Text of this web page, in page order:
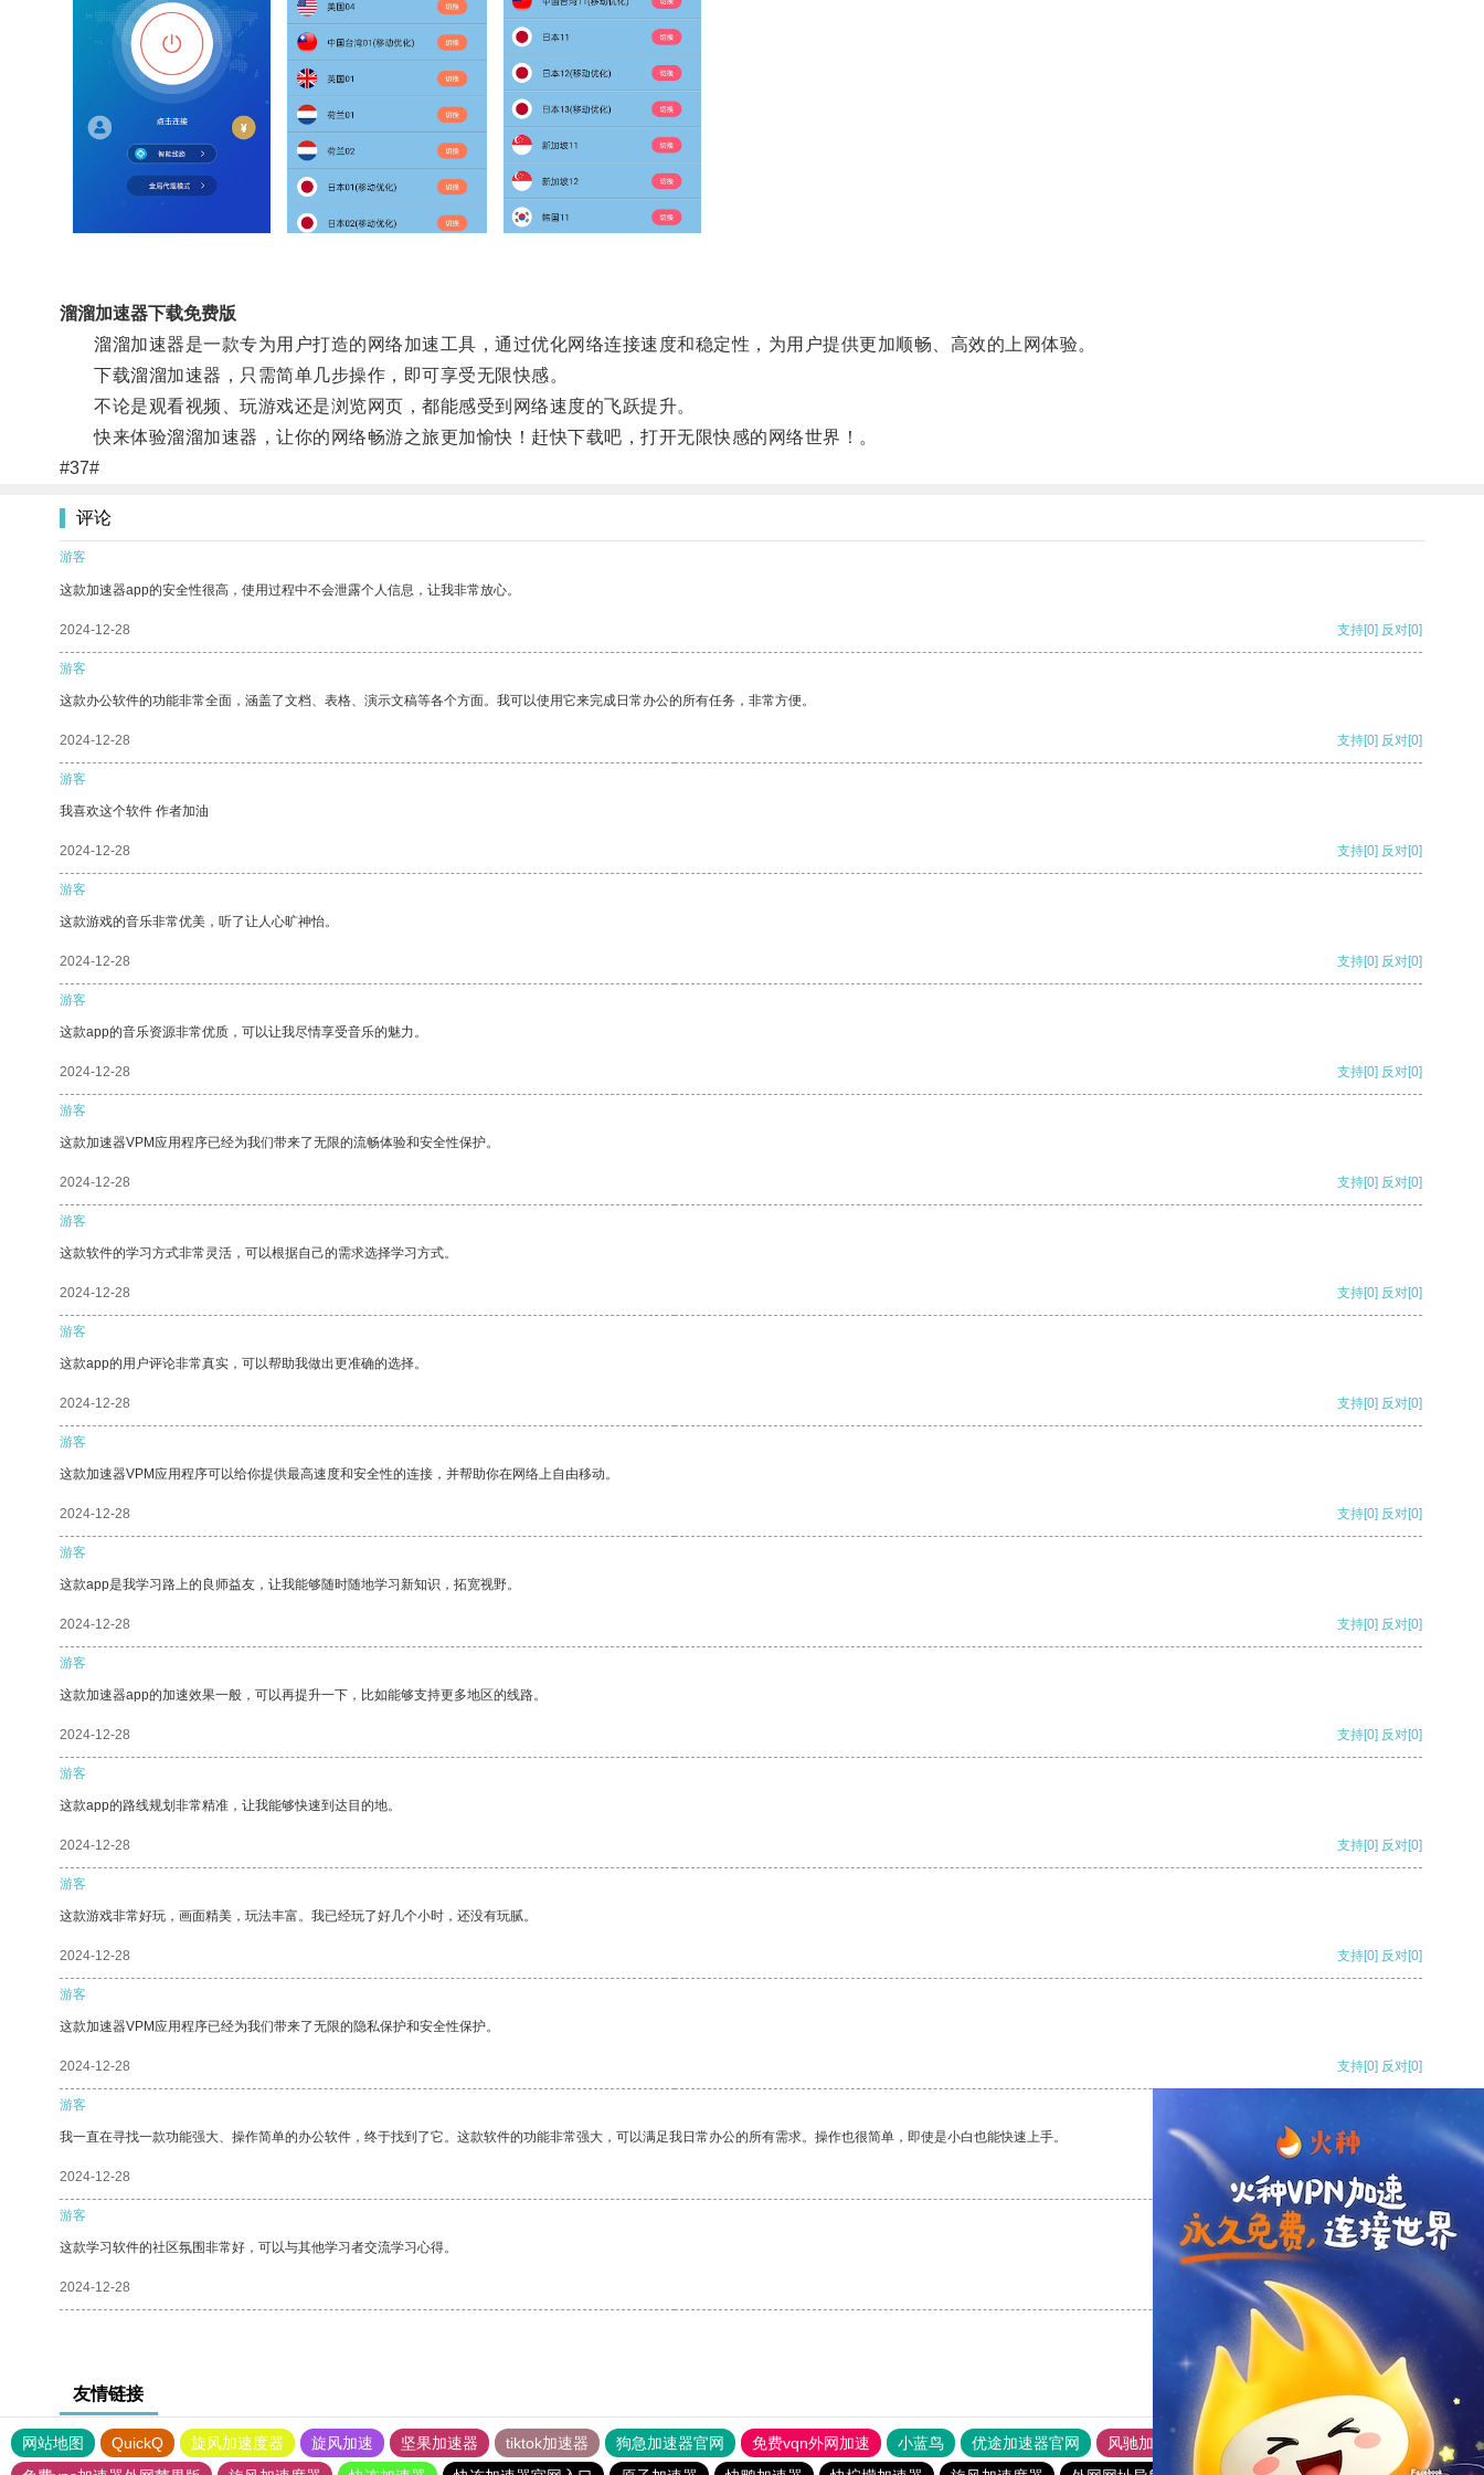
溜溜加速器下载免费版
溜溜加速器是一款专为用户打造的网络加速工具，通过优化网络连接速度和稳定性，为用户提供更加顺畅、高效的上网体验。
下载溜溜加速器，只需简单几步操作，即可享受无限快感。
不论是观看视频、玩游戏还是浏览网页，都能感受到网络速度的飞跃提升。
快来体验溜溜加速器，让你的网络畅游之旅更加愉快！赶快下载吧，打开无限快感的网络世界！。
#37#
评论
游客
这款加速器app的安全性很高，使用过程中不会泄露个人信息，让我非常放心。
2024-12-28 支持[0] 反对[0]
游客
这款办公软件的功能非常全面，涵盖了文档、表格、演示文稿等各个方面。我可以使用它来完成日常办公的所有任务，非常方便。
2024-12-28 支持[0] 反对[0]
游客
我喜欢这个软件 作者加油
2024-12-28 支持[0] 反对[0]
游客
这款游戏的音乐非常优美，听了让人心旷神怡。
2024-12-28 支持[0] 反对[0]
游客
这款app的音乐资源非常优质，可以让我尽情享受音乐的魅力。
2024-12-28 支持[0] 反对[0]
游客
这款加速器VPM应用程序已经为我们带来了无限的流畅体验和安全性保护。
2024-12-28 支持[0] 反对[0]
游客
这款软件的学习方式非常灵活，可以根据自己的需求选择学习方式。
2024-12-28 支持[0] 反对[0]
游客
这款app的用户评论非常真实，可以帮助我做出更准确的选择。
2024-12-28 支持[0] 反对[0]
游客
这款加速器VPM应用程序可以给你提供最高速度和安全性的连接，并帮助你在网络上自由移动。
2024-12-28 支持[0] 反对[0]
游客
这款app是我学习路上的良师益友，让我能够随时随地学习新知识，拓宽视野。
2024-12-28 支持[0] 反对[0]
游客
这款加速器app的加速效果一般，可以再提升一下，比如能够支持更多地区的线路。
2024-12-28 支持[0] 反对[0]
游客
这款app的路线规划非常精准，让我能够快速到达目的地。
2024-12-28 支持[0] 反对[0]
游客
这款游戏非常好玩，画面精美，玩法丰富。我已经玩了好几个小时，还没有玩腻。
2024-12-28 支持[0] 反对[0]
游客
这款加速器VPM应用程序已经为我们带来了无限的隐私保护和安全性保护。
2024-12-28 支持[0] 反对[0]
游客
我一直在寻找一款功能强大、操作简单的办公软件，终于找到了它。这款软件的功能非常强大，可以满足我日常办公的所有需求。操作也很简单，即使是小白也能快速上手。
2024-12-28 支持 反对
游客
这款学习软件的社区氛围非常好，可以与其他学习者交流学习心得。
2024-12-28 [0]
友情链接
网站地图 QuickQ 旋风加速度器 旋风加速 坚果加速器 tiktok加速器 狗急加速器官网 免费vqn外网加速 小蓝鸟 优途加速器官网 风驰加速器
旋风加速器